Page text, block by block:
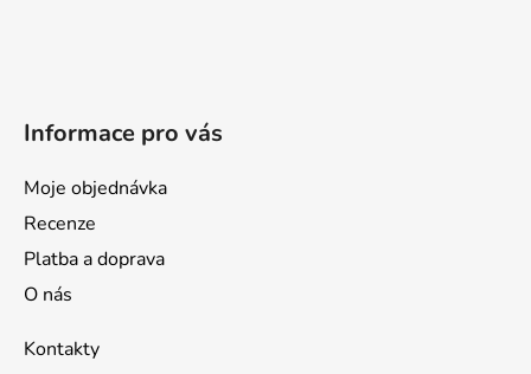
Informace pro vás
Moje objednávka
Recenze
Platba a doprava
O nás
Kontakty